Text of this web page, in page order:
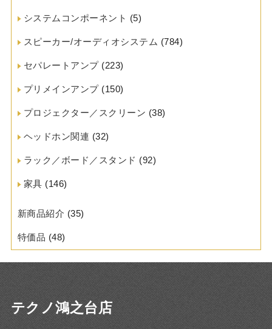
システムコンポーネント (5)
スピーカー/オーディオシステム (784)
セパレートアンプ(223)
プリメインアンプ(150)
プロジェクター／スクリーン (38)
ヘッドホン関連 (32)
ラック／ボード／スタンド (92)
家具 (146)
新商品紹介 (35)
特価品 (48)
テクノ鴻之台店